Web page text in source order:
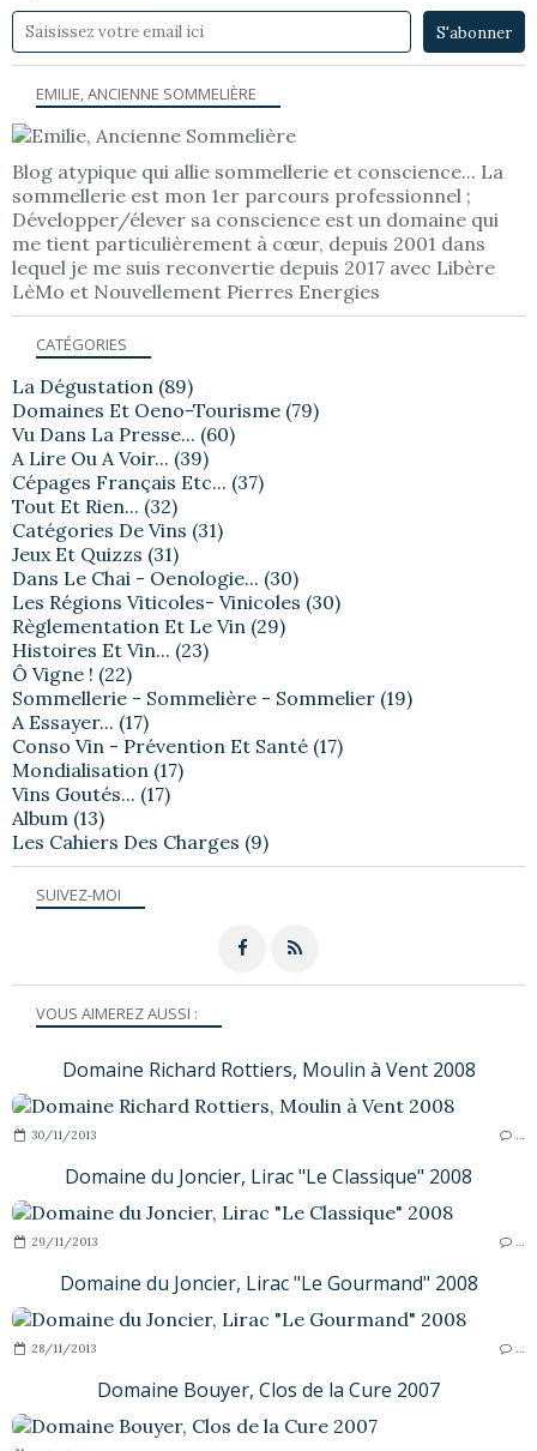
SUIVEZ-MOI
EMILIE, ANCIENNE SOMMELIÈRE
Blog atypique qui allie sommellerie et conscience... La
sommellerie est mon 1er parcours professionnel ;
Développer/élever sa conscience est un domaine qui
me tient particulièrement à cœur, depuis 2001 dans
lequel je me suis reconvertie depuis 2017 avec Libère
LèMo et Nouvellement Pierres Energies
VOUS AIMEREZ AUSSI :
Domaine Richard Rottiers, Moulin à Vent 2008
30/11/2013
Domaine du Joncier, Lirac "Le Classique" 2008
29/11/2013
Domaine du Joncier, Lirac "Le Gourmand" 2008
28/11/2013
Domaine Bouyer, Clos de la Cure 2007
CATÉGORIES
La Dégustation (89)
Domaines Et Oeno-Tourisme (79)
Vu Dans La Presse... (60)
A Lire Ou A Voir... (39)
Cépages Français Etc... (37)
Tout Et Rien... (32)
Catégories De Vins (31)
Jeux Et Quizzs (31)
Dans Le Chai - Oenologie... (30)
Les Régions Viticoles- Vinicoles (30)
Règlementation Et Le Vin (29)
Histoires Et Vin... (23)
Ô Vigne ! (22)
Sommellerie - Sommelière - Sommelier (19)
A Essayer... (17)
Conso Vin - Prévention Et Santé (17)
Mondialisation (17)
Vins Goutés... (17)
Album (13)
Les Cahiers Des Charges (9)